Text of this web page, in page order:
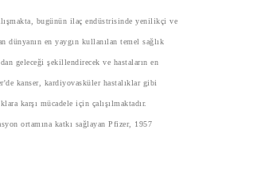
bugünün ilaç endüstrisinde yenilikçi ve
en yaygın kullanılan temel sağlık
geleceği şekillendirecek ve hastaların en
kanser, kardiyovasküler hastalıklar gibi
karşı mücadele için çalışılmaktadır.
ortamına katkı sağlayan Pfizer, 1957